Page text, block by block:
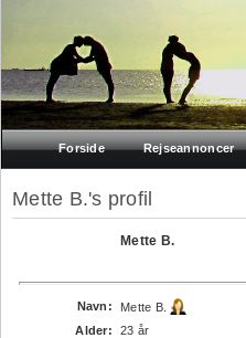
Forside Rejseannoncer
Mette B.'s profil
Mette B.
Navn:
Mette B.
Alder:
23 år